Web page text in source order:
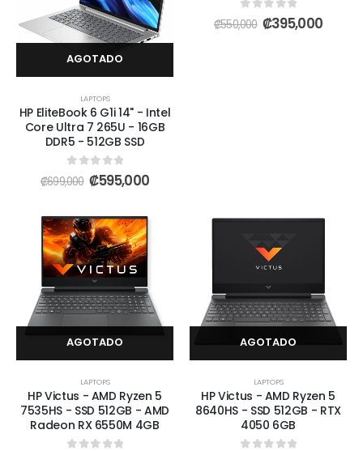
AGOTADO
LAPTOPS
HP EliteBook 6 G1i 14" - Intel
Core Ultra 7 265U - 16GB
DDR5 - 512GB SSD
0out of 5
₡699,000 ₡595,000
0out of 5
₡550,000 ₡395,000
AGOTADO
LAPTOPS
HP Victus - AMD Ryzen 5
7535HS - SSD 512GB - AMD
Radeon RX 6550M 4GB
AGOTADO
LAPTOPS
HP Victus - AMD Ryzen 5
8640HS - SSD 512GB - RTX
4050 6GB